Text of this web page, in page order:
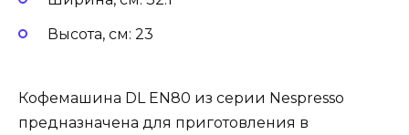
Высота, см: 23
Кофемашина DL EN80 из серии Nespresso
предназначена для приготовления в